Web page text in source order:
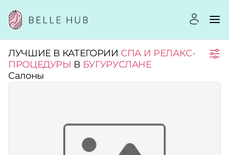
Город:
ЛУЧШИЕ В КАТЕГОРИИ СПА И РЕЛАКС-
ПРОЦЕДУРЫ В БУГУРУСЛАНЕ
Салоны